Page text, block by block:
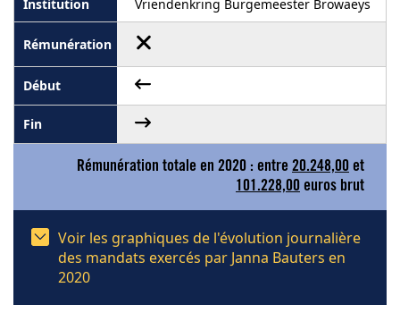
Vriendenkring Burgemeester Browaeys
Rémunération totale en 2020 : entre 20.248,00 et
101.228,00 euros brut
Voir les graphiques de l'évolution journalière
des mandats exercés par Janna Bauters en
2020